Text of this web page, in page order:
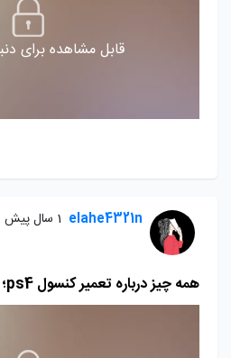
قابل مشاهده برای
elahe4321n 1 سال پیش
همه چیز درباره تعمیر کنسول ps4؛